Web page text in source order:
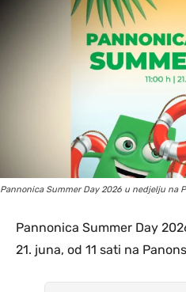
Pannonica Summer Day 2026 u nedjelju na
Pannonica Summer Day
21. juna, od 11 sati na